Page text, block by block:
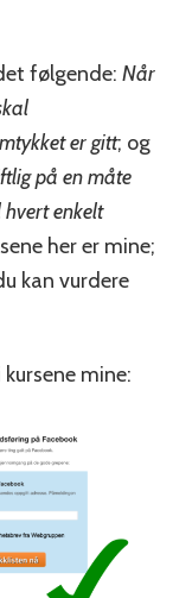
følgende: Når
er gitt; og
på en måte
enkelt
her er mine;
kan vurdere
mine: